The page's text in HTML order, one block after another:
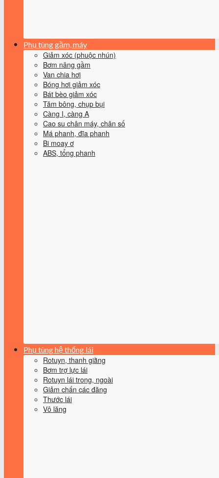
Phụ tùng gầm, máy
Giảm xóc (phuộc nhún)
Bơm nâng gầm
Van chia hơi
Bóng hơi giảm xóc
Bát bèo giảm xóc
Tăm bông, chụp bụi
Càng I, càng A
Cao su chân máy, chân số
Má phanh, đĩa phanh
Bi moay ơ
ABS, tổng phanh
Phụ tùng hệ thống lái
Rotuyn, thanh giằng
Bơm trợ lực lái
Rotuyn lái trong, ngoài
Giảm chấn các đăng
Thước lái
Vô lăng